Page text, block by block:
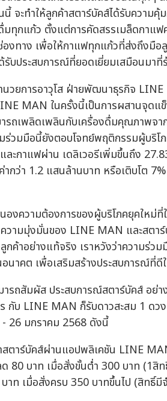
จะทำให้ลูกค้าสตาร์บัคส์ได้รับความ
มทุกแก้ว ตั้งแต่การคัดสรรเมล็ดกาแ
งทาง เพื่อให้กาแฟทุกแก้วที่ส่งถึงมือ
บประสบการณ์ที่ยอดเยี่ยมเสมือนมาที่
วยการอาวุโส ฝ่ายพัฒนาธุรกิจ
MAN ในครั้งนี้เป็นการผสานจุด
รถเพลิดเพลินกับเครื่องดื่มคุณภาพจ
วมมือนี้ยังตอบโจทย์พฤติกรรมผู้บริโ
ละกาแฟผ่าน เดลิเวอรีเพิ่มขึ้นถึง
ากว่า 1.2 แสนล้านบาท หรือเติบโต
งความต้องการของผู้บริโภคยุคใหม่
วามมุ่งมั่นของ LINE MAN และสตา
กค้าอย่างแท้จริง เราหวังว่าความร่ว
นาคต เพื่อเสริมสร้างประสบการณ์ที่
ารถสัมผัส ประสบการณ์สตาร์บัคส์ อ
บ LINE MAN ก็รับดาวสะสม 1 ดว
- 26 มกราคม 2568 ดังนี้
สตาร์บัคส์ผ่านแอปพลิเคชัน LINE
80 บาท เมื่อสั่งขั้นต่ำ 300 บาท (1สิ
ท เมื่อสั่งครบ 350 บาทขึ้นไป (สิทธิ์มี